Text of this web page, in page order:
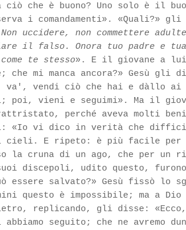
ciò che è buono? Uno solo è il
i comandamenti». «Quali?» gli
Non uccidere, non commettere
il falso.
Onora tuo padre e
te stesso». E il giovane a
che mi manca ancora?» Gesù gli
va', vendi ciò che hai e dàllo ai
poi, vieni e seguimi». Ma il
perché aveva molti
«Io vi dico in verità che
cieli. E ripeto: è più facile per
la cruna di un ago, che per un
discepoli, udito questo,
essere salvato?» Gesù fissò lo
questo è impossibile; ma a
replicando, gli disse:
seguito; che ne avremo